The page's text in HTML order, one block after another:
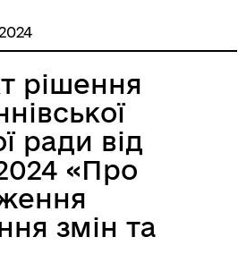
на 2022-2024
рішення
ради від
«Про
змін та